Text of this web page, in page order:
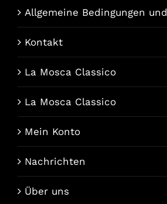
Allgemeine Bedingungen
Kontakt
La Mosca Classico
La Mosca Classico
Mein Konto
Nachrichten
Über uns